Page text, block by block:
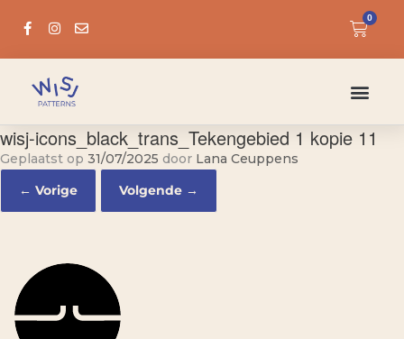
0
wisj-icons_black_trans_Tekengebied 1 kopie 11
Geplaatst op 31/07/2025 door Lana Ceuppens
← Vorige
Volgende →